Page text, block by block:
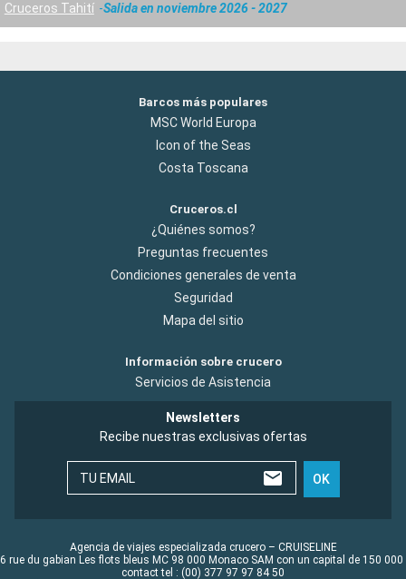
Cruceros Tahití
Salida en noviembre 2026 - 2027
Barcos más populares
MSC World Europa
Icon of the Seas
Costa Toscana
Cruceros.cl
¿Quiénes somos?
Preguntas frecuentes
Condiciones generales de venta
Seguridad
Mapa del sitio
Información sobre crucero
Servicios de Asistencia
Newsletters
Recibe nuestras exclusivas ofertas
TU EMAIL OK
Agencia de viajes especializada crucero – CRUISELINE
rue du gabian Les flots bleus MC 98 000 Monaco SAM con un capital de 150 000
contact tel : (00) 377 97 97 84 50